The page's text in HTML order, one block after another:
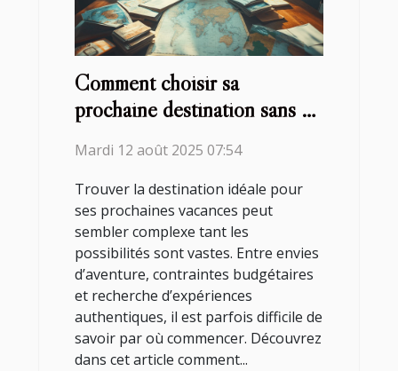
Comment choisir sa
prochaine destination sans se
Mardi 12 août 2025 07:54
Trouver la destination idéale pour
ses prochaines vacances peut
sembler complexe tant les
possibilités sont vastes. Entre envies
d’aventure, contraintes budgétaires
et recherche d’expériences
authentiques, il est parfois difficile de
savoir par où commencer. Découvrez
dans cet article comment...